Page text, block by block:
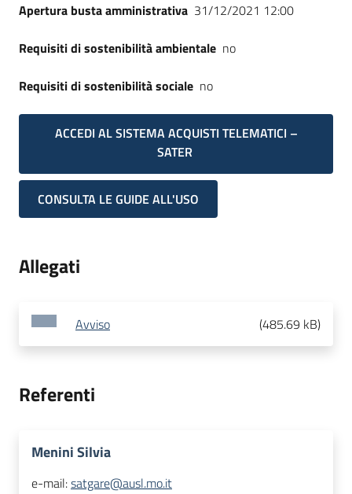
Apertura busta amministrativa 31/12/2021 12:00
Requisiti di sostenibilità ambientale no
Requisiti di sostenibilità sociale no
ACCEDI AL SISTEMA ACQUISTI TELEMATICI –
SATER
CONSULTA LE GUIDE ALL'USO
Allegati
Avviso (485.69 kB)
Referenti
Menini Silvia
e-mail:satgare@ausl.mo.it